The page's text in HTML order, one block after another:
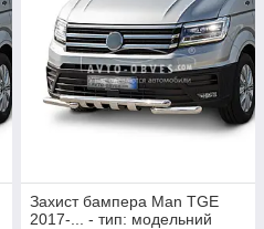
Захист бампера Man TGE
2017-... - тип: модельний